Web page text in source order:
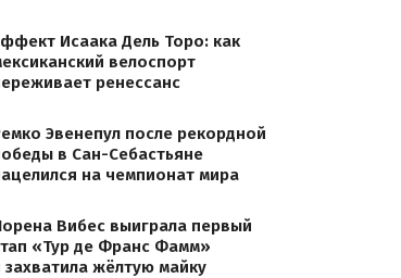
Исаака Дель Торо: как
велоспорт
ренессанс
Эвенепул после рекордной
в Сан-Себастьяне
на чемпионат мира
Вибес выиграла первый
«Тур де Франс Фамм»
захватила жёлтую майку